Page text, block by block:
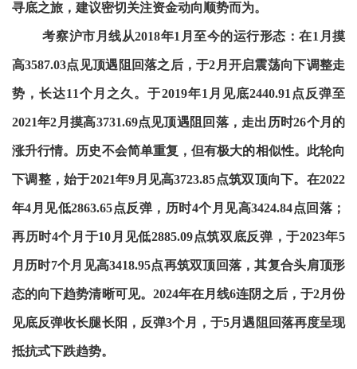
寻底之旅，建议密切关注资金动向顺势而为。
考察沪市月线从2018年1月至今的运行形态：在1月摸
高3587.03点见顶遇阻回落之后，于2月开启震荡向下调整走
势，长达11个月之久。于2019年1月见底2440.91点反弹至
2021年2月摸高3731.69点见顶遇阻回落，走出历时26个月的
涨升行情。历史不会简单重复，但有极大的相似性。此轮向
下调整，始于2021年9月见高3723.85点筑双顶向下。在2022
年4月见低2863.65点反弹，历时4个月见高3424.84点回落；
再历时4个月于10月见低2885.09点筑双底反弹，于2023年5
月历时7个月见高3418.95点再筑双顶回落，其复合头肩顶形
态的向下趋势清晰可见。2024年在月线6连阴之后，于2月份
见底反弹收长腿长阳，反弹3个月，于5月遇阻回落再度呈现
抵抗式下跌趋势。